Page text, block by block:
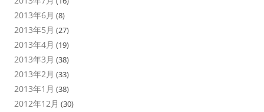
2013年6月 (8)
2013年5月 (27)
2013年4月 (19)
2013年3月 (38)
2013年2月 (33)
2013年1月 (38)
2012年12月 (30)